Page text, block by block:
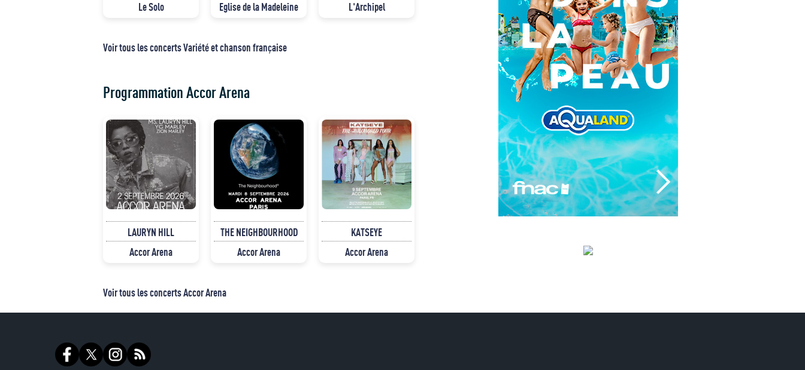
Le Solo
Eglise de la Madeleine
L'Archipel
Voir tous les concerts Variété et chanson française
Programmation Accor Arena
LAURYN HILL
Accor Arena
THE NEIGHBOURHOOD
Accor Arena
KATSEYE
Accor Arena
Voir tous les concerts Accor Arena